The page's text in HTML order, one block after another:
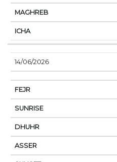
14/06/2026